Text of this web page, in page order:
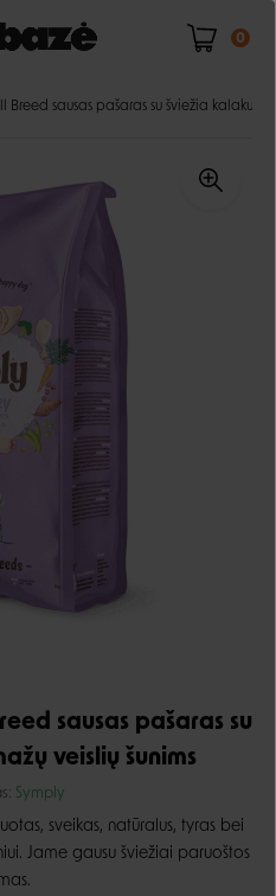
0
Breed sausas pašaras su šviežia
sausas pašaras su
veislių šunims
Symply
sveikas, natūralus, tyras bei
Jame gausu šviežiai paruoštos